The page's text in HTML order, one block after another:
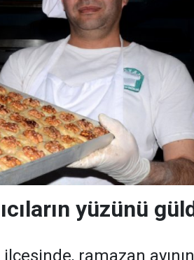
yüzünü
ilçesinde, ramazan ayının